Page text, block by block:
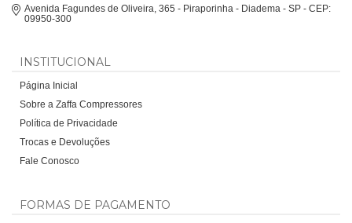
Avenida Fagundes de Oliveira, 365 - Piraporinha - Diadema - SP - CEP:
09950-300
INSTITUCIONAL
Página Inicial
Sobre a Zaffa Compressores
Política de Privacidade
Trocas e Devoluções
Fale Conosco
FORMAS DE PAGAMENTO